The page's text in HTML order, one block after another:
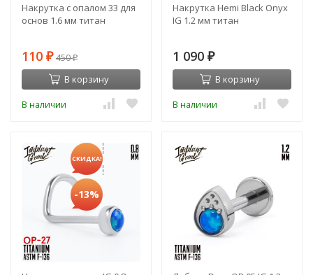
Накрутка с опалом 33 для
основ 1.6 мм титан
110 ₽ 450₽
В корзину
В наличии
Накрутка Hemi Black Onyx
IG 1.2 мм титан
1 090 ₽
В корзину
В наличии
СКИДКА!
-13%